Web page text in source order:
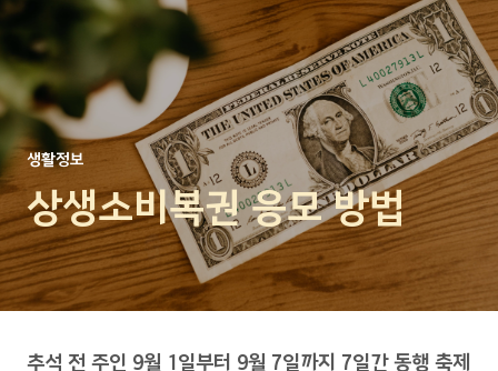
생활정보
상생소비복권 응모 방법
추석 전 주인 9월 1일부터 9월 7일까지 7일간 동행 축제